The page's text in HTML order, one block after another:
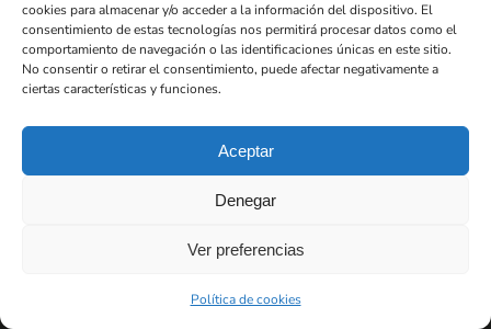
cookies para almacenar y/o acceder a la información del dispositivo. El
consentimiento de estas tecnologías nos permitirá procesar datos como el
comportamiento de navegación o las identificaciones únicas en este sitio.
No consentir o retirar el consentimiento, puede afectar negativamente a
ciertas características y funciones.
Aceptar
Denegar
Ver preferencias
Política de cookies